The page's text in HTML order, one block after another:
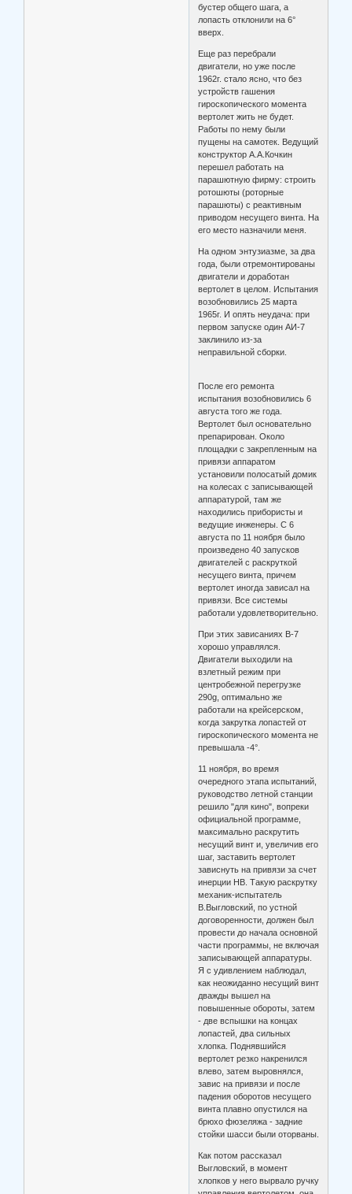
бустер общего шага, а
лопасть отклонили на 6°
вверх.
Еще раз перебрали
двигатели, но уже после
1962г. стало ясно, что без
устройств гашения
гироскопического момента
вертолет жить не будет.
Работы по нему были
пущены на самотек. Ведущий
конструктор А.А.Кочкин
перешел работать на
парашютную фирму: строить
ротошюты (роторные
парашюты) с реактивным
приводом несущего винта. На
его место назначили меня.
На одном энтузиазме, за два
года, были отремонтированы
двигатели и доработан
вертолет в целом. Испытания
возобновились 25 марта
1965г. И опять неудача: при
первом запуске один АИ-7
заклинило из-за
неправильной сборки.
После его ремонта
испытания возобновились 6
августа того же года.
Вертолет был основательно
препарирован. Около
площадки с закрепленным на
привязи аппаратом
установили полосатый домик
на колесах с записывающей
аппаратурой, там же
находились прибористы и
ведущие инженеры. С 6
августа по 11 ноября было
произведено 40 запусков
двигателей с раскруткой
несущего винта, причем
вертолет иногда зависал на
привязи. Все системы
работали удовлетворительно.
При этих зависаниях В-7
хорошо управлялся.
Двигатели выходили на
взлетный режим при
центробежной перегрузке
290g, оптимально же
работали на крейсерском,
когда закрутка лопастей от
гироскопического момента не
превышала -4°.
11 ноября, во время
очередного этапа испытаний,
руководство летной станции
решило "для кино", вопреки
официальной программе,
максимально раскрутить
несущий винт и, увеличив его
шаг, заставить вертолет
зависнуть на привязи за счет
инерции НВ. Такую раскрутку
механик-испытатель
В.Выгловский, по устной
договоренности, должен был
провести до начала основной
части программы, не включая
записывающей аппаратуры.
Я с удивлением наблюдал,
как неожиданно несущий винт
дважды вышел на
повышенные обороты, затем
- две вспышки на концах
лопастей, два сильных
хлопка. Поднявшийся
вертолет резко накренился
влево, затем выровнялся,
завис на привязи и после
падения оборотов несущего
винта плавно опустился на
брюхо фюзеляжа - задние
стойки шасси были оторваны.
Как потом рассказал
Выгловский, в момент
хлопков у него вырвало ручку